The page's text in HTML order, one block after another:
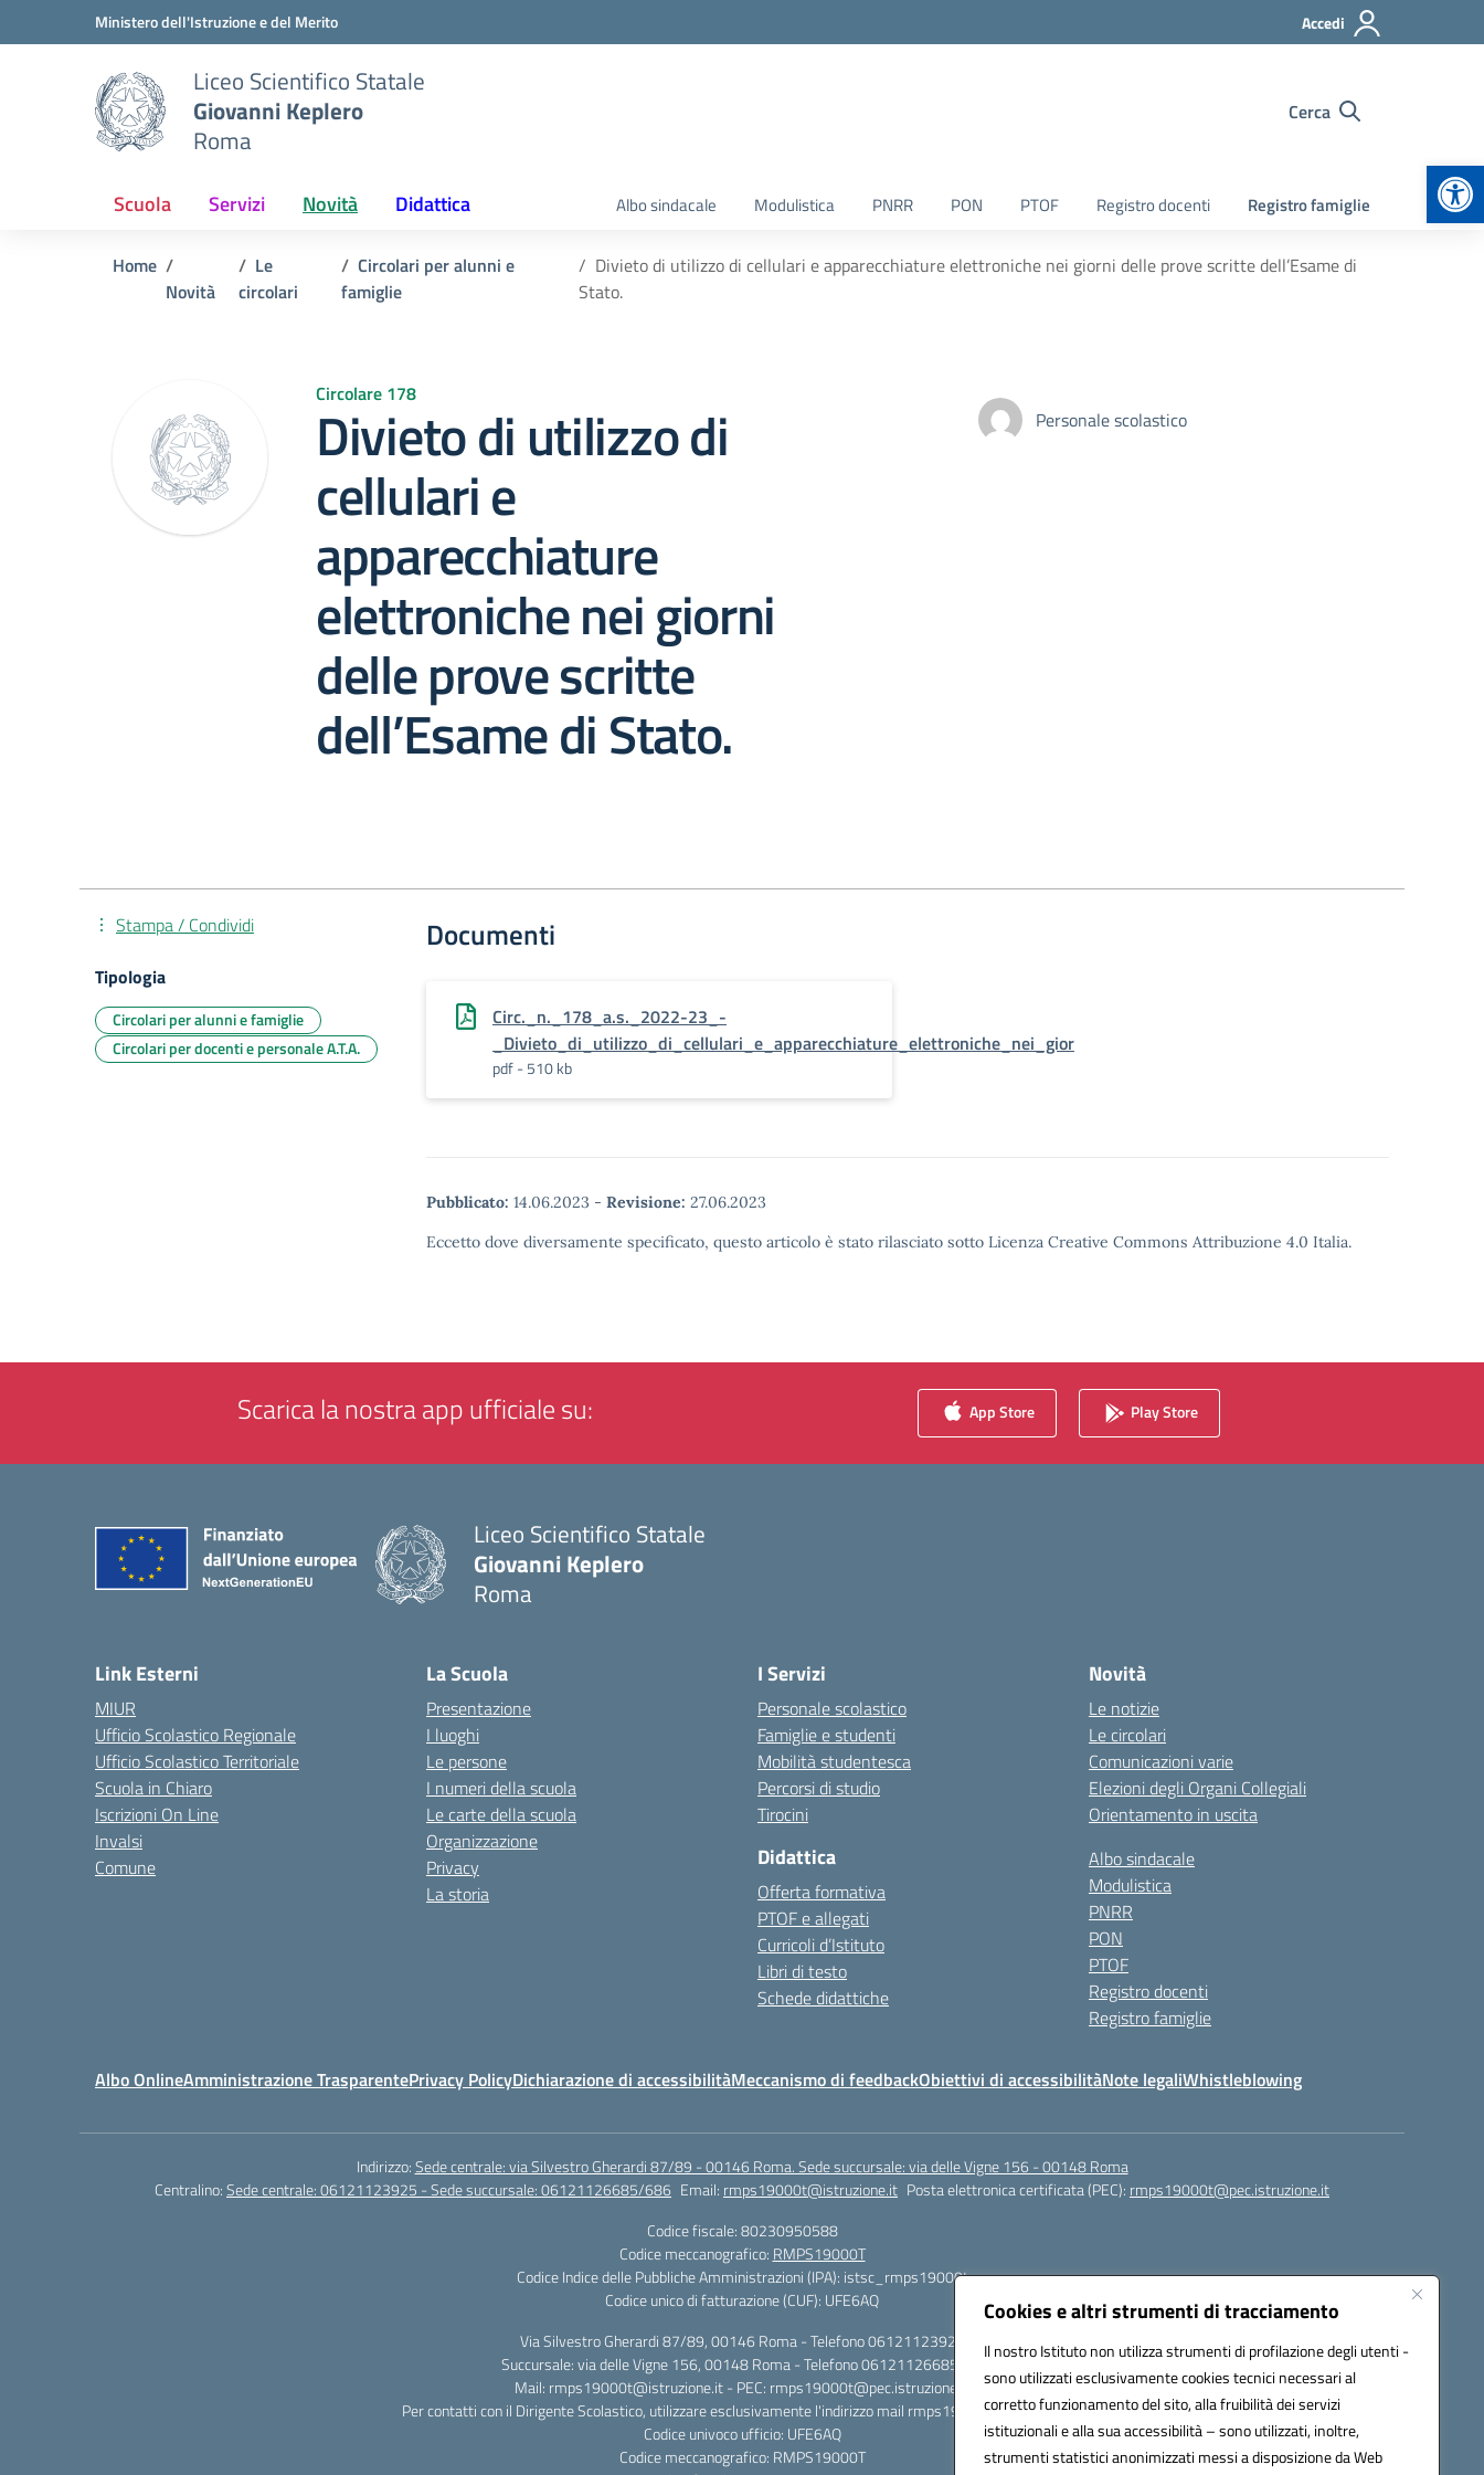
Cookies e altri strumenti di tracciamento
Il nostro Istituto non utilizza strumenti di profilazione degli utenti -
sono utilizzati esclusivamente cookies tecnici necessari al
corretto funzionamento del sito, alla fruibilità dei servizi
istituzionali e alla sua accessibilità – sono utilizzati, inoltre,
strumenti statistici anonimizzati messi a disposizione da Web
Vai ai contenuti
Vai al menu di navigazioneMinistero dell'Istruzione e del Merito Accedi
Liceo Scientifico Statale
Giovanni Keplero
Roma
Cerca
Scuola Servizi Novità Didattica Albo sindacale Modulistica PNRR PON PTOF Registro docenti Registro famiglie
Home
Novità
Le
circolari
Circolari per alunni e
famiglie
Divieto di utilizzo di cellulari e apparecchiature elettroniche nei giorni delle prove scritte dell’Esame di
Stato.
Circolare 178
Divieto di utilizzo di
cellulari e
apparecchiature
elettroniche nei giorni
delle prove scritte
dell’Esame di Stato.
Personale scolastico
Documenti
Circ._n._178_a.s._2022-23_-
_Divieto_di_utilizzo_di_cellulari_e_apparecchiature_elettroniche_nei_gior
pdf - 510 kb
Pubblicato: 14.06.2023 - Revisione: 27.06.2023
Eccetto dove diversamente specificato, questo articolo è stato rilasciato sotto Licenza Creative Commons Attribuzione 4.0 Italia.
Stampa / Condividi
Tipologia
Circolari per alunni e famiglie
Circolari per docenti e personale A.T.A.
Scarica la nostra app ufficiale su: App Store Play Store
Liceo Scientifico Statale
Giovanni Keplero
Roma
Link Esterni
MIUR
Ufficio Scolastico Regionale
Ufficio Scolastico Territoriale
Scuola in Chiaro
Iscrizioni On Line
Invalsi
Comune
La Scuola
Presentazione
I luoghi
Le persone
I numeri della scuola
Le carte della scuola
Organizzazione
Privacy
La storia
I Servizi
Personale scolastico
Famiglie e studenti
Mobilità studentesca
Percorsi di studio
Tirocini
Didattica
Offerta formativa
PTOF e allegati
Curricoli d’Istituto
Libri di testo
Schede didattiche
Novità
Le notizie
Le circolari
Comunicazioni varie
Elezioni degli Organi Collegiali
Orientamento in uscita
Albo sindacale
Modulistica
PNRR
PON
PTOF
Registro docenti
Registro famiglie
Albo OnlineAmministrazione TrasparentePrivacy PolicyDichiarazione di accessibilitàMeccanismo di feedbackObiettivi di accessibilitàNote legaliWhistleblowing
Indirizzo:Sede centrale: via Silvestro Gherardi 87/89 - 00146 Roma. Sede succursale: via delle Vigne 156 - 00148 Roma
Centralino:Sede centrale: 06121123925 - Sede succursale: 06121126685/686 Email: rmps19000t@istruzione.it Posta elettronica certificata (PEC): rmps19000t@pec.istruzione.it
Codice fiscale: 80230950588
Codice meccanografico: RMPS19000T
Codice Indice delle Pubbliche Amministrazioni (IPA): istsc_rmps19000t
Codice unico di fatturazione (CUF): UFE6AQ
Via Silvestro Gherardi 87/89, 00146 Roma - Telefono 06121123925
Succursale: via delle Vigne 156, 00148 Roma - Telefono 06121126685/86
Mail: rmps19000t@istruzione.it - PEC: rmps19000t@pec.istruzione.it
Per contatti con il Dirigente Scolastico, utilizzare esclusivamente l'indirizzo mail rmps19000t@istruzione.it
Codice univoco ufficio: UFE6AQ
Codice meccanografico: RMPS19000T